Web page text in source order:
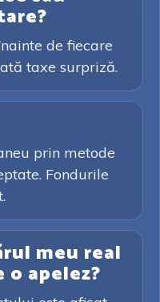
de fiecare
taxe surpriză.
prin metode
Fondurile
meu real
o apelez?